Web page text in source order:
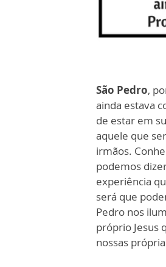
São Pedro,
ainda estava
de estar em
aquele que
irmãos.
podemos
experiência
será que
Pedro nos
próprio Jesus
nossas